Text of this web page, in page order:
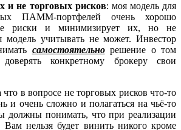
и не торговых рисков: моя модель для
ПАММ-портфелей очень хорошо
риски и минимизирует их, но не
модель учитывать не может. Инвестор
самостоятельнорешение о том
конкретному брокеру свои
в вопросе не торговых рисков что-то
и очень сложно и полагаться на чьё-то
должны понимать, что при реализации
Вам нельзя будет винить никого кроме